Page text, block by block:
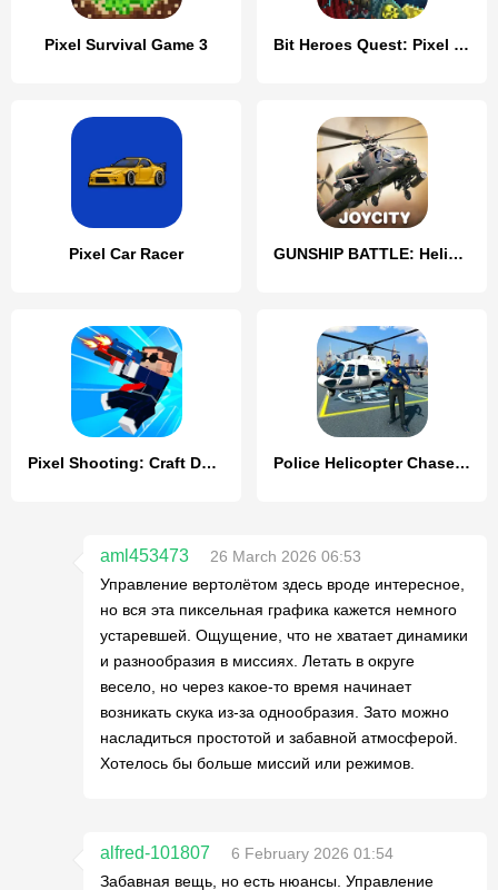
Pixel Survival Game 3 Bit Heroes Quest: Pixel RPG
Pixel Car Racer GUNSHIP BATTLE: Helicopter 3D
Pixel Shooting: Craft Demolish Police Helicopter Chase Game
aml453473
26 March 2026 06:53
Управление вертолётом здесь вроде интересное,
но вся эта пиксельная графика кажется немного
устаревшей. Ощущение, что не хватает динамики
и разнообразия в миссиях. Летать в округе
весело, но через какое-то время начинает
возникать скука из-за однообразия. Зато можно
насладиться простотой и забавной атмосферой.
Хотелось бы больше миссий или режимов.
alfred-101807
6 February 2026 01:54
Забавная вещь, но есть нюансы. Управление